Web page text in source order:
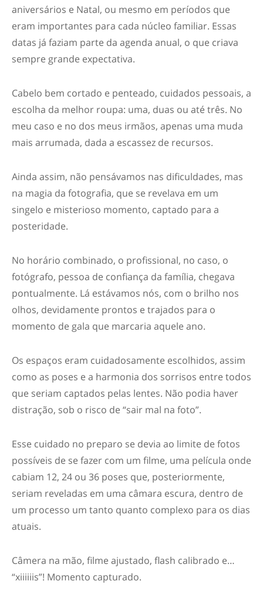
aniversários e Natal, ou mesmo em períodos que
eram importantes para cada núcleo familiar. Essas
datas já faziam parte da agenda anual, o que criava
sempre grande expectativa.
Cabelo bem cortado e penteado, cuidados pessoais, a
escolha da melhor roupa: uma, duas ou até três. No
meu caso e no dos meus irmãos, apenas uma muda
mais arrumada, dada a escassez de recursos.
Ainda assim, não pensávamos nas dificuldades, mas
na magia da fotografia, que se revelava em um
singelo e misterioso momento, captado para a
posteridade.
No horário combinado, o profissional, no caso, o
fotógrafo, pessoa de confiança da família, chegava
pontualmente. Lá estávamos nós, com o brilho nos
olhos, devidamente prontos e trajados para o
momento de gala que marcaria aquele ano.
Os espaços eram cuidadosamente escolhidos, assim
como as poses e a harmonia dos sorrisos entre todos
que seriam captados pelas lentes. Não podia haver
distração, sob o risco de “sair mal na foto”.
Esse cuidado no preparo se devia ao limite de fotos
possíveis de se fazer com um filme, uma película onde
cabiam 12, 24 ou 36 poses que, posteriormente,
seriam reveladas em uma câmara escura, dentro de
um processo um tanto quanto complexo para os dias
atuais.
Câmera na mão, filme ajustado, flash calibrado e…
“xiiiiiis”! Momento capturado.